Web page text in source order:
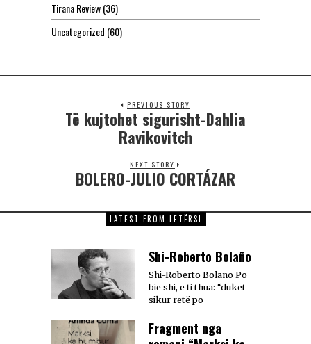
Tirana Review(36)
Uncategorized (60)
PREVIOUS STORY
Të kujtohet sigurisht-Dahlia
Ravikovitch
NEXT STORY
BOLERO-JULIO CORTÁZAR
LATEST FROM LETËRSI
Shi-Roberto Bolaño
Shi-Roberto Bolaño Po
bie shi, e ti thua: “duket
sikur retë po
Fragment nga